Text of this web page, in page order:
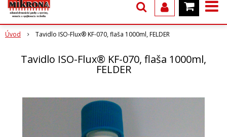
Úvod Tavidlo ISO-Flux® KF-070, flaša 1000ml, FELDER
Tavidlo ISO-Flux® KF-070, flaša 1000ml,
FELDER